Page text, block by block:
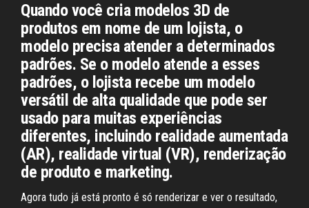
Quando você cria modelos 3D de
produtos em nome de um lojista, o
modelo precisa atender a determinados
padrões. Se o modelo atende a esses
padrões, o lojista recebe um modelo
versátil de alta qualidade que pode ser
usado para muitas experiências
diferentes, incluindo realidade aumentada
(AR), realidade virtual (VR), renderização
de produto e marketing.
Agora tudo já está pronto é só renderizar e ver o resultado,